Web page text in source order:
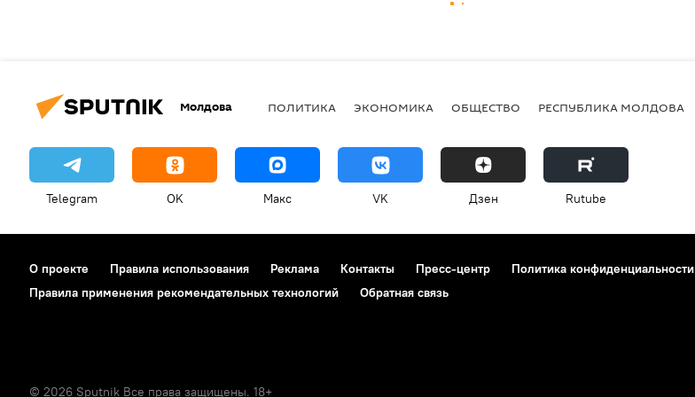
Молдова ПОЛИТИКА ЭКОНОМИКА ОБЩЕСТВО РЕСПУБЛИКА МОЛДОВА
Telegram OK Макс VK Дзен Rutube
О проекте Правила использования Реклама Контакты Пресс-центр Политика конфиденциальности
Правила применения рекомендательных технологий
Обратная связь
© 2026 Sputnik Все права защищены. 18+